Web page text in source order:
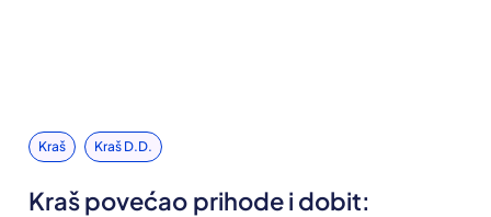
Kraš Kraš D.d.
Kraš povećao prihode i dobit: